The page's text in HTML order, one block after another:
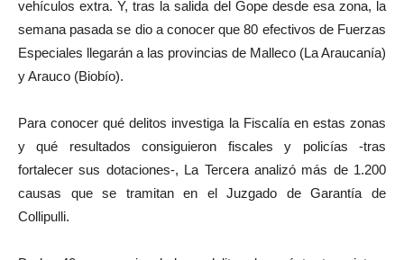
vehículos extra. Y, tras la salida del Gope desde esa zona, la
semana pasada se dio a conocer que 80 efectivos de Fuerzas
Especiales llegarán a las provincias de Malleco (La Araucanía)
y Arauco (Biobío).
Para conocer qué delitos investiga la Fiscalía en estas zonas
y qué resultados consiguieron fiscales y policías -tras
fortalecer sus dotaciones-, La Tercera analizó más de 1.200
causas que se tramitan en el Juzgado de Garantía de
Collipulli.